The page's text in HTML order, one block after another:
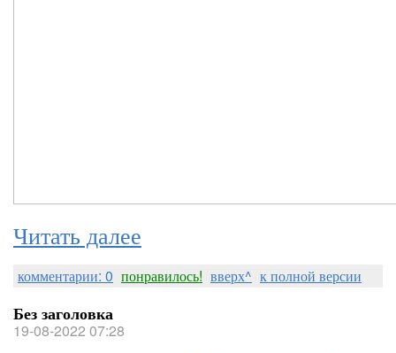
Читать далее
комментарии: 0 понравилось! вверх^ к полной версии
Без заголовка
19-08-2022 07:28